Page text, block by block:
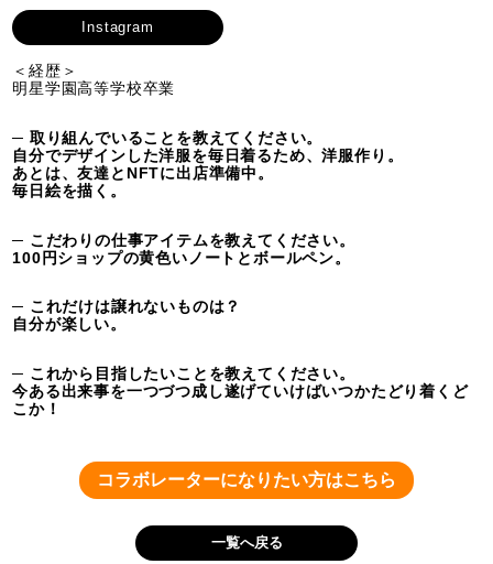
Instagram
＜経歴＞
明星学園高等学校卒業
─ 取り組んでいることを教えてください。
自分でデザインした洋服を毎日着るため、洋服作り。
あとは、友達とNFTに出店準備中。
毎日絵を描く。
─ こだわりの仕事アイテムを教えてください。
100円ショップの黄色いノートとボールペン。
─ これだけは譲れないものは？
自分が楽しい。
─ これから目指したいことを教えてください。
今ある出来事を一つづつ成し遂げていけばいつかたどり着くど
こか！
コラボレーターになりたい方はこちら
一覧へ戻る